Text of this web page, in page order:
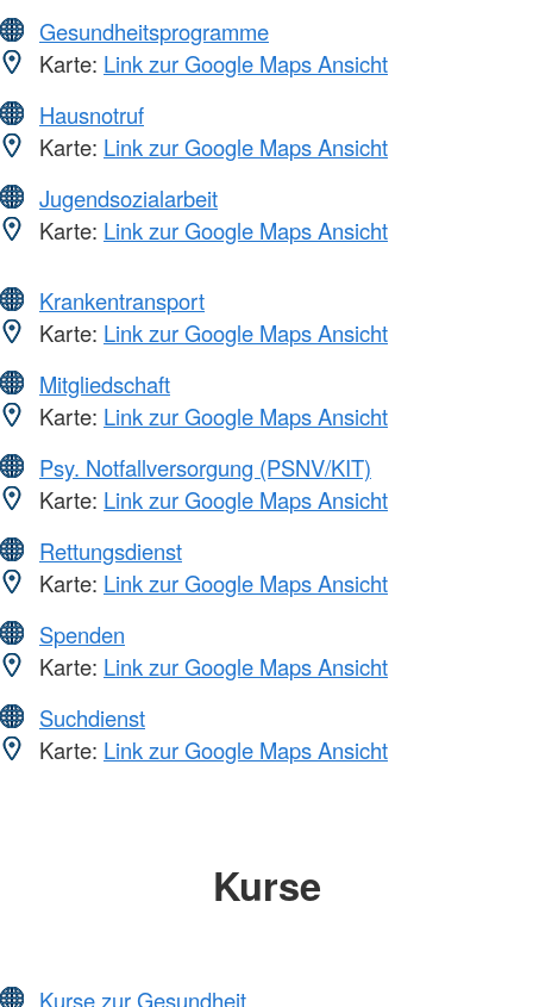
Gesundheitsprogramme
Karte: Link zur Google Maps Ansicht
Hausnotruf
Karte: Link zur Google Maps Ansicht
Jugendsozialarbeit
Karte: Link zur Google Maps Ansicht
Krankentransport
Karte: Link zur Google Maps Ansicht
Mitgliedschaft
Karte: Link zur Google Maps Ansicht
Psy. Notfallversorgung (PSNV/KIT)
Karte: Link zur Google Maps Ansicht
Rettungsdienst
Karte: Link zur Google Maps Ansicht
Spenden
Karte: Link zur Google Maps Ansicht
Suchdienst
Karte: Link zur Google Maps Ansicht
Kurse
Kurse zur Gesundheit